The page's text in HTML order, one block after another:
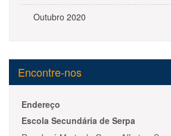
Outubro 2020
Encontre-nos
Endereço
Escola Secundária de Serpa